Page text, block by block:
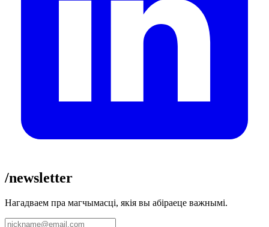
/newsletter
Нагадваем пра магчымасці, якія вы абіраеце важнымі.